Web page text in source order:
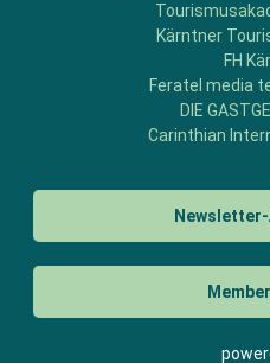
Kärntner
FH
Feratel media
DIE
Carinthian